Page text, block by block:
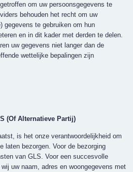
om uw persoonsgegevens te
behouden het recht om uw
gegevens te gebruiken om hun
en in dit kader met derden te delen.
uw gegevens niet langer dan de
wettelijke bepalingen zijn
(Of Alternatieve Partij)
is het onze verantwoordelijkheid om
laten bezorgen. Voor de bezorging
van GLS. Voor een succesvolle
uw naam, adres en woongegevens met